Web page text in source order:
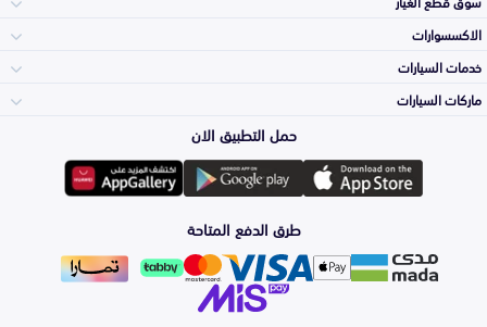
المكائن، القيرات
وملحقاتها
الشمعات
والاصطبات (الاضاءة)
الاكسسوارات
لوازم الرحلات
اكسسوارات العناية
خدمات السيارات
الأكثر مبيعاً
التلميع والعناية
ماركات السيارات
Toyota
Hyundai
حمل التطبيق الان
طرق الدفع المتاحة